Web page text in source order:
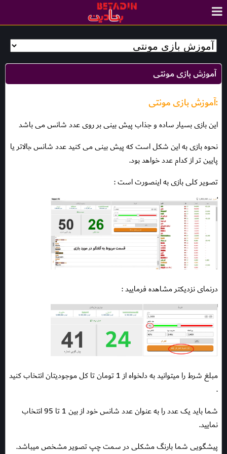
آموزش بازی مونتی
:آموزش بازی مونتی
این بازی بسیار ساده و جذاب پیش بینی بر روی عدد شانس می باشد
نحوه بازی به این شکل است که پیش بینی می کنید عدد شانس ،بالاتر یا
پایین تر از کدام عدد خواهد بود.
تصویر کلی بازی به اینصورت است :
درنمای نزدیکتر مشاهده فرمایید :
مبلغ شرط را میتوانید به دلخواه از 1 تومان تا کل موجودیتان انتخاب کنید
.
شما باید یک عدد را به عنوان عدد شانس خود از بین 1 تا 95 انتخاب
نمایید.
پیشگویی شما بارنگ مشکلی در سمت چپ تصویر مشخص میباشد.